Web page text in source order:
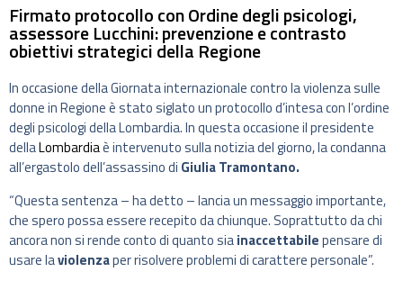
Firmato protocollo con Ordine degli psicologi,
assessore Lucchini: prevenzione e contrasto
obiettivi strategici della Regione
In occasione della Giornata internazionale contro la violenza sulle
donne in Regione è stato siglato un protocollo d’intesa con l’ordine
degli psicologi della Lombardia. In questa occasione il presidente
dellaLombardiaè intervenuto sulla notizia del giorno, la condanna
all’ergastolo dell’assassino di Giulia Tramontano.
“Questa sentenza – ha detto – lancia un messaggio importante,
che spero possa essere recepito da chiunque. Soprattutto da chi
ancora non si rende conto di quanto siainaccettabilepensare di
usare laviolenzaper risolvere problemi di carattere personale”.